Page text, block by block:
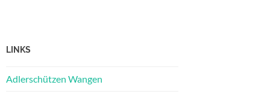
LINKS
Adlerschützen Wangen